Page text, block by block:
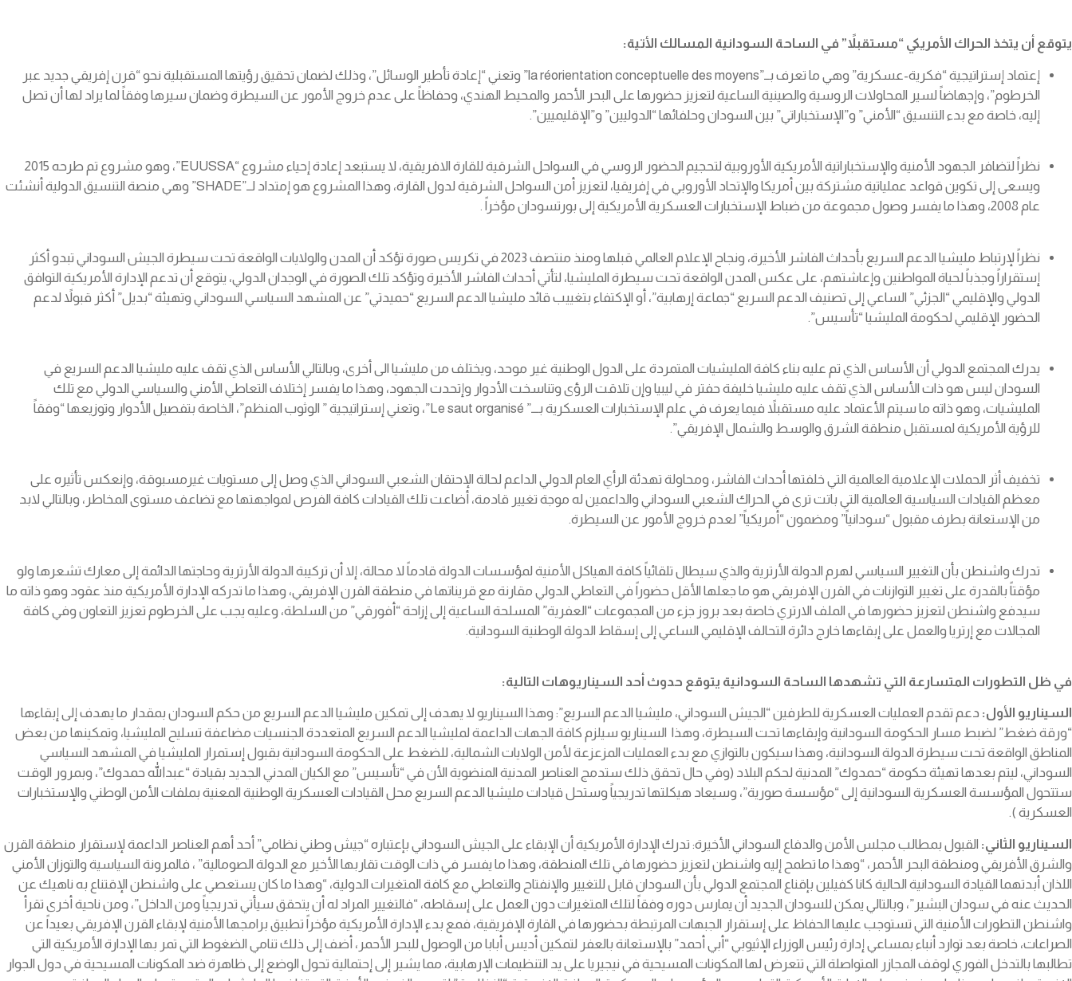
يتوقع أن يتخذ الحراك الأمريكي “مستقبلاً” في الساحة السودانية المسالك الأتية:
إعتماد إستراتيجية “فكرية-عسكرية” وهي ما تعرف بــ”la réorientation conceptuelle des moyens” وتعني “إعادة تأطير الوسائل”، وذلك لضمان تحقيق رؤيتها المستقبلية نحو “قرن إفريقي جديد عبر
الخرطوم”، وإجهاضاً لسير المحاولات الروسية والصينية الساعية لتعزيز حضورها على البحر الأحمر والمحيط الهندي، وحفاظاً على عدم خروج الأمور عن السيطرة وضمان سيرها وفقاً لما يراد لها أن تصل
إليه، خاصة مع بدء التنسيق “الأمني” و”الإستخباراتي” بين السودان وحلفائها “الدوليين” و”الإقليميين”.
نظراً لتضافر الجهود الأمنية والإستخباراتية الأمريكية الأوروبية لتحجيم الحضور الروسي في السواحل الشرقية للقارة الافريقية، لا يستبعد إعادة إحياء مشروع “EUUSSA”، وهو مشروع تم طرحه 2015
ويسعى إلى تكوين قواعد عملياتية مشتركة بين أمريكا والإتحاد الأوروبي في إفريقيا، لتعزيز أمن السواحل الشرقية لدول القارة، وهذا المشروع هو إمتداد لــ”SHADE” وهي منصة التنسيق الدولية أنشئت
عام 2008، وهذا ما يفسر وصول مجموعة من ضباط الإستخبارات العسكرية الأمريكية إلى بورتسودان مؤخراً .
نظراً لإرتباط مليشيا الدعم السريع بأحداث الفاشر الأخيرة، ونجاح الإعلام العالمي قبلها ومنذ منتصف 2023 في تكريس صورة تؤكد أن المدن والولايات الواقعة تحت سيطرة الجيش السوداني تبدو أكثر
إستقراراً وجذباً لحياة المواطنين وإعاشتهم، على عكس المدن الواقعة تحت سيطرة المليشيا، لتأتي أحداث الفاشر الأخيرة وتؤكد تلك الصورة في الوجدان الدولي، يتوقع أن تدعم الإدارة الأمريكية التوافق
الدولي والإقليمي “الجزئي” الساعي إلى تصنيف الدعم السريع “جماعة إرهابية”، أو الإكتفاء بتغييب قائد مليشيا الدعم السريع “حميدتي” عن المشهد السياسي السوداني وتهيئة “بديل” أكثر قبولاً لدعم
الحضور الإقليمي لحكومة المليشيا “تأسيس”.
يدرك المجتمع الدولي أن الأساس الذي تم عليه بناء كافة المليشيات المتمردة على الدول الوطنية غير موحد، ويختلف من مليشيا الى أخرى، وبالتالي الأساس الذي تقف عليه مليشيا الدعم السريع في
السودان ليس هو ذات الأساس الذي تقف عليه مليشيا خليفة حفتر في ليبيا وإن تلاقت الرؤى وتناسخت الأدوار وإتحدت الجهود، وهذا ما يفسر إختلاف التعاطي الأمني والسياسي الدولي مع تلك
المليشيات، وهو ذاته ما سيتم الأعتماد عليه مستقبلاً فيما يعرف في علم الإستخبارات العسكرية بـــ” Le saut organisé”، وتعني إستراتيجية ” الوثوب المنظم”، الخاصة بتفصيل الأدوار وتوزيعها “وفقاً
للرؤية الأمريكية لمستقبل منطقة الشرق والوسط والشمال الإفريقي”.
تخفيف أثر الحملات الإعلامية العالمية التي خلفتها أحداث الفاشر، ومحاولة تهدئة الرأي العام الدولي الداعم لحالة الإحتقان الشعبي السوداني الذي وصل إلى مستويات غيرمسبوقة، وإنعكس تأثيره على
معظم القيادات السياسية العالمية التي باتت ترى في الحراك الشعبي السوداني والداعمين له موجة تغيير قادمة، أضاعت تلك القيادات كافة الفرص لمواجهتها مع تضاعف مستوى المخاطر، وبالتالي لابد
من الإستعانة بطرف مقبول “سودانياً” ومضمون “أمريكياً” لعدم خروج الأمور عن السيطرة.
تدرك واشنطن بأن التغيير السياسي لهرم الدولة الأرترية والذي سيطال تلقائياً كافة الهياكل الأمنية لمؤسسات الدولة قادماً لا محالة، إلا أن تركيبة الدولة الأرترية وحاجتها الدائمة إلى معارك تشعرها ولو
مؤقتاً بالقدرة على تغيير التوازنات في القرن الإفريقي هو ما جعلها الأقل حضوراً في التعاطي الدولي مقارنة مع قريناتها في منطقة القرن الإفريقي، وهذا ما تدركه الإدارة الأمريكية منذ عقود وهو ذاته ما
سيدفع واشنطن لتعزيز حضورها في الملف الارتري خاصة بعد بروز جزء من المجموعات “العفرية” المسلحة الساعية إلى إزاحة “أفورقي” من السلطة، وعليه يجب على الخرطوم تعزيز التعاون وفي كافة
المجالات مع إرتريا والعمل على إبقاءها خارج دائرة التحالف الإقليمي الساعي إلى إسقاط الدولة الوطنية السودانية.
في ظل التطورات المتسارعة التي تشهدها الساحة السودانية يتوقع حدوث أحد السيناريوهات التالية:
السيناريو الأول: دعم تقدم العمليات العسكرية للطرفين “الجيش السوداني، مليشيا الدعم السريع”: وهذا السيناريو لا يهدف إلى تمكين مليشيا الدعم السريع من حكم السودان بمقدار ما يهدف إلى إبقاءها
“ورقة ضغط” لضبط مسار الحكومة السودانية وإبقاءها تحت السيطرة، وهذا السيناريو سيلزم كافة الجهات الداعمة لمليشيا الدعم السريع المتعددة الجنسيات مضاعفة تسليح المليشيا، وتمكينها من بعض
المناطق الواقعة تحت سيطرة الدولة السودانية، وهذا سيكون بالتوازي مع بدء العمليات المزعزعة لأمن الولايات الشمالية، للضغط على الحكومة السودانية بقبول إستمرار المليشيا في المشهد السياسي
السوداني، ليتم بعدها تهيئة حكومة “حمدوك” المدنية لحكم البلاد (وفي حال تحقق ذلك ستدمج العناصر المدنية المنضوية الأن في “تأسيس” مع الكيان المدني الجديد بقيادة “عبدالله حمدوك”، وبمرور الوقت
ستتحول المؤسسة العسكرية السودانية إلى “مؤسسة صورية”، وسيعاد هيكلتها تدريجياً وستحل قيادات مليشيا الدعم السريع محل القيادات العسكرية الوطنية المعنية بملفات الأمن الوطني والإستخبارات
العسكرية ).
السيناريو الثاني: القبول بمطالب مجلس الأمن والدفاع السوداني الأخيرة: تدرك الإدارة الأمريكية أن الإبقاء على الجيش السوداني بإعتباره “جيش وطني نظامي” أحد أهم العناصر الداعمة لإستقرار منطقة القرن
والشرق الأفريقي ومنطقة البحر الأحمر، “وهذا ما تطمح إليه واشنطن لتعزيز حضورها في تلك المنطقة، وهذا ما يفسر في ذات الوقت تقاربها الأخير مع الدولة الصومالية” ، فالمرونة السياسية والتوزان الأمني
اللذان أبدتهما القيادة السودانية الحالية كانا كفيلين بإقناع المجتمع الدولي بأن السودان قابل للتغيير والإنفتاح والتعاطي مع كافة المتغيرات الدولية، “وهذا ما كان يستعصي على واشنطن الإقتناع به ناهيك عن
الحديث عنه في سودان البشير”، وبالتالي يمكن للسودان الجديد أن يمارس دوره وفقاً لتلك المتغيرات دون العمل على إسقاطه، “فالتغيير المراد له أن يتحقق سيأتي تدريجياً ومن الداخل”، ومن ناحية أخرى تقرأ
واشنطن التطورات الأمنية التي تستوجب عليها الحفاظ على إستقرار الجبهات المرتبطة بحضورها في القارة الإفريقية، فمع بدء الإدارة الأمريكية مؤخراً تطبيق برامجها الأمنية لإبقاء القرن الإفريقي بعيداً عن
الصراعات، خاصة بعد توارد أنباء بمساعي إدارة رئيس الوزراء الإثيوبي “أبي أحمد” بالإستعانة بالعفر لتمكين أديس أبابا من الوصول للبحر الأحمر، أضف إلى ذلك تنامي الضغوط التي تمر بها الإدارة الأمريكية التي
تطالبها بالتدخل الفوري لوقف المجازر المتواصلة التي تتعرض لها المكونات المسيحية في نيجيريا على يد التنظيمات الإرهابية، مما يشير إلى إحتمالية تحول الوضع إلى ظاهرة ضد المكونات المسيحية في دول الجوار